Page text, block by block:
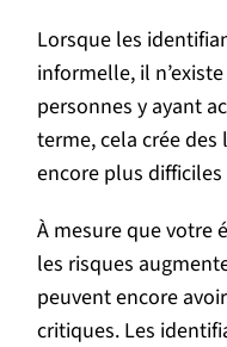
Lorsque les
informelle, il
personnes y ayant
terme, cela crée
encore plus difficiles
À mesure que votre
les risques
peuvent encore
critiques. Les